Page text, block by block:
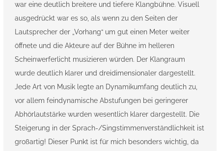
war eine deutlich breitere und tiefere Klangbühne. Visuell
ausgedrückt war es so, als wenn zu den Seiten der
Lautsprecher der „Vorhang“ um gut einen Meter weiter
öffnete und die Akteure auf der Bühne im helleren
Scheinwerferlicht musizieren würden. Der Klangraum
wurde deutlich klarer und dreidimensionaler dargestellt.
Jede Art von Musik legte an Dynamikumfang deutlich zu,
vor allem feindynamische Abstufungen bei geringerer
Abhörlautstärke wurden wesentlich klarer dargestellt. Die
Steigerung in der Sprach-/Singstimmenverständlichkeit ist
großartig! Dieser Punkt ist für mich besonders wichtig, da